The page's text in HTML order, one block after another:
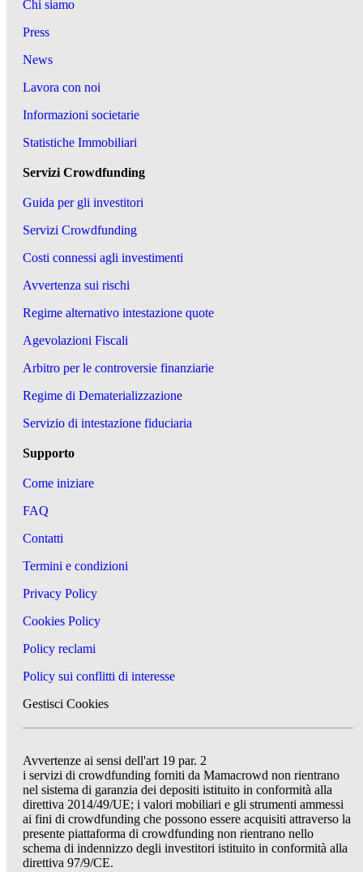
Chi siamo
Press
News
Lavora con noi
Informazioni societarie
Statistiche Immobiliari
Servizi Crowdfunding
Guida per gli investitori
Servizi Crowdfunding
Costi connessi agli investimenti
Avvertenza sui rischi
Regime alternativo intestazione quote
Agevolazioni Fiscali
Arbitro per le controversie finanziarie
Regime di Dematerializzazione
Servizio di intestazione fiduciaria
Supporto
Come iniziare
FAQ
Contatti
Termini e condizioni
Privacy Policy
Cookies Policy
Policy reclami
Policy sui conflitti di interesse
Gestisci Cookies
Avvertenze ai sensi dell'art 19 par. 2
i servizi di crowdfunding forniti da Mamacrowd non rientrano
nel sistema di garanzia dei depositi istituito in conformità alla
direttiva 2014/49/UE; i valori mobiliari e gli strumenti ammessi
ai fini di crowdfunding che possono essere acquisiti attraverso la
presente piattaforma di crowdfunding non rientrano nello
schema di indennizzo degli investitori istituito in conformità alla
direttiva 97/9/CE.